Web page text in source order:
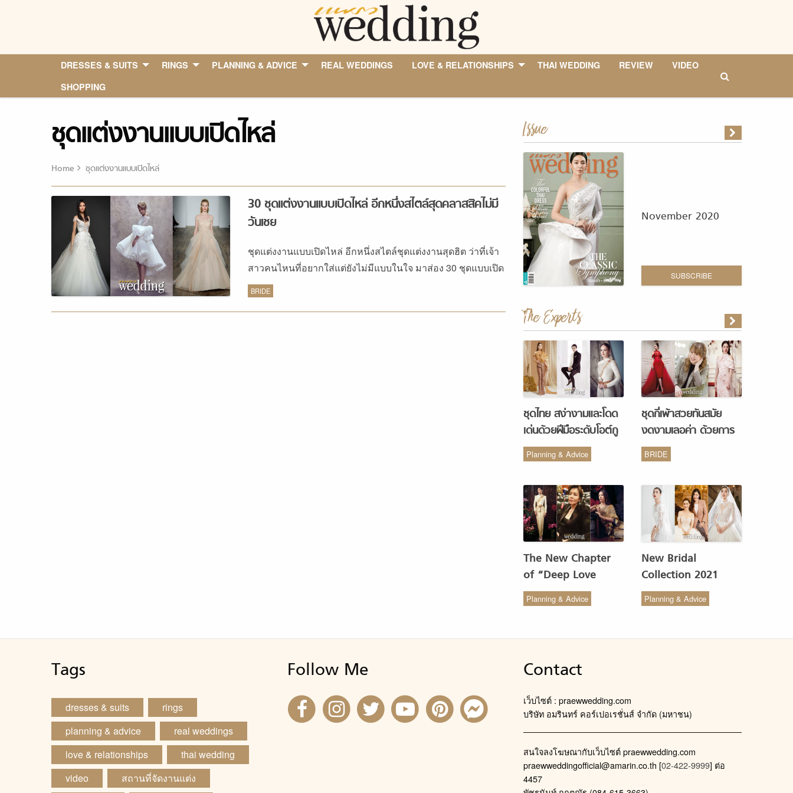
DRESSES & SUITS RINGS PLANNING & ADVICE REAL WEDDINGS LOVE & RELATIONSHIPS THAI WEDDING REVIEW
VIDEO
SHOPPING
ชุดแต่งงานแบบเปิดไหล่
Home ชุดแต่งงานแบบเปิดไหล่
30 ชุดแต่งงานแบบเปิดไหล่ อีกหนึ่งสไตล์สุดคลาสสิคไม่มี
วันเชย
ชุดแต่งงานแบบเปิดไหล่ อีกหนึ่งสไตล์ชุดแต่งงานสุดฮิต ว่าที่เจ้า
สาวคนไหนที่อยากใส่แต่ยังไม่มีแบบในใจ มาส่อง 30 ชุดแบบเปิด
ไหล่ที่เรานำมาฝากกันได้เลย
BRIDE
Issue
November 2020
SUBSCRIBE
The Experts
ชุดไทย สง่างามและโดด
เด่นด้วยฝีมือระดับโอต์กู
ตูร์ จากห้องเสื้อ Vanus
Couture
Planning & Advice
ชุดกี่เพ้าสวยทันสมัย
งดงามเลอค่า ด้วยการ
รังสรรค์จากห้องเสื้อ
Monique Wedding
BRIDE
The New Chapter
of “Deep Love
Wedding Studio” :
รังสรรค์ผ้าทอของไทยให้
Planning & Advice
New Bridal
Collection 2021
from COCO CHIC
สวย เรียบง่าย สไตล์มินิ
Planning & Advice
Tags
dresses & suits
rings
planning & advice
real weddings
love & relationships
thai wedding
video
สถานที่จัดงานแต่ง
Follow Me Contact
เว็บไซต์ : praewwedding.com
บริษัท อมรินทร์ คอร์เปอเรชั่นส์ จำกัด (มหาชน)
สนใจลงโฆษณากับเว็บไซต์ praewwedding.com
praewweddingofficial@amarin.co.th [02-422-9999] ต่อ
4457